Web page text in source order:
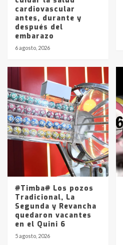
cardiovascular
antes, durante y
después del
embarazo
6 agosto, 2026
#Timba# Los pozos
Tradicional, La
Segunda y Revancha
quedaron vacantes
en el Quini 6
5 agosto, 2026